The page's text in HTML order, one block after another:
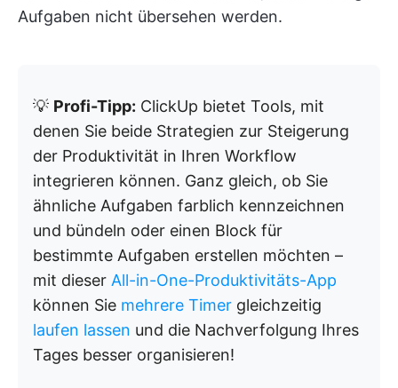
Aufgaben nicht übersehen werden.
💡 Profi-Tipp: ClickUp bietet Tools, mit
denen Sie beide Strategien zur Steigerung
der Produktivität in Ihren Workflow
integrieren können. Ganz gleich, ob Sie
ähnliche Aufgaben farblich kennzeichnen
und bündeln oder einen Block für
bestimmte Aufgaben erstellen möchten –
mit dieser All-in-One-Produktivitäts-App
können Sie mehrere Timer gleichzeitig
laufen lassen und die Nachverfolgung Ihres
Tages besser organisieren!